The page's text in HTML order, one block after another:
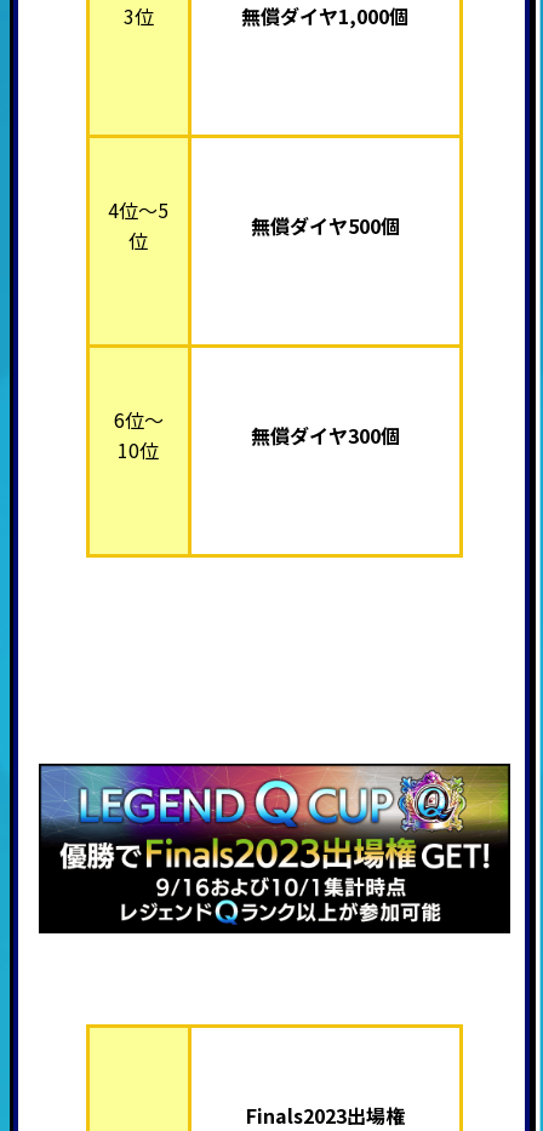
3位 無償ダイヤ1,000個
4位～5
位
無償ダイヤ500個
6位～
10位
無償ダイヤ300個
Finals2023出場権